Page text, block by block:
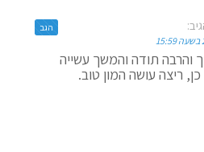
והרבה תודה והמשך עשייה
ריצה עושה המון טוב.
הגב